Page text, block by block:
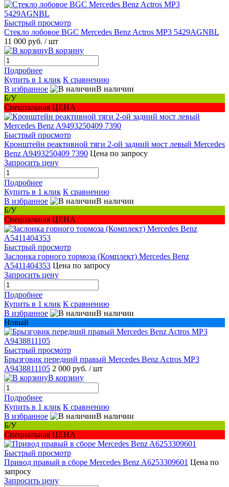
Быстрый просмотр
Стекло лобовое BGC Mercedes Benz Actros MP3 5429AGNBL
11 000 руб. / шт
В корзину
Подробнее
Купить в 1 клик К сравнению
В избранное
В наличии
Б/У
Специальная ЦЕНА
Быстрый просмотр
Кронштейн реактивной тяги 2-ой задний мост левый Mercedes
Benz A9493250409 7390 Цена по запросу
Запросить цену
Подробнее
Купить в 1 клик К сравнению
В избранное
В наличии
Б/У
Специальная ЦЕНА
Быстрый просмотр
Заслонка горного тормоза (Комплект) Mercedes Benz
A5411404353 Цена по запросу
Запросить цену
Подробнее
Купить в 1 клик К сравнению
В избранное
В наличии
Новый
Быстрый просмотр
Брызговик передний правый Mercedes Benz Actros MP3
A9438811105 2 000 руб. / шт
В корзину
Подробнее
Купить в 1 клик К сравнению
В избранное
В наличии
Б/У
Специальная ЦЕНА
Быстрый просмотр
Привод правый в сборе Mercedes Benz A6253309601 Цена по
запросу
Запросить цену